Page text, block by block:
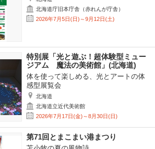
北海道庁旧本庁舎（赤れんが庁舎）
2026年7月5日(日)～9月12日(土)
特別展「光と遊ぶ！超体験型ミュー
ジアム 魔法の美術館」(北海道)
体を使って楽しめる、光とアートの体
感型展覧会
北海道
北海道立近代美術館
2026年7月17日(金)～8月30日(日)
第71回とまこまい港まつり